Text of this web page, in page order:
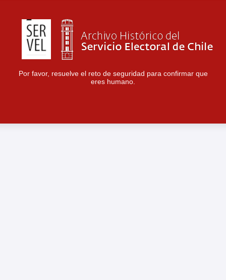
Por favor, resuelve el reto de seguridad para confirmar que
eres humano.